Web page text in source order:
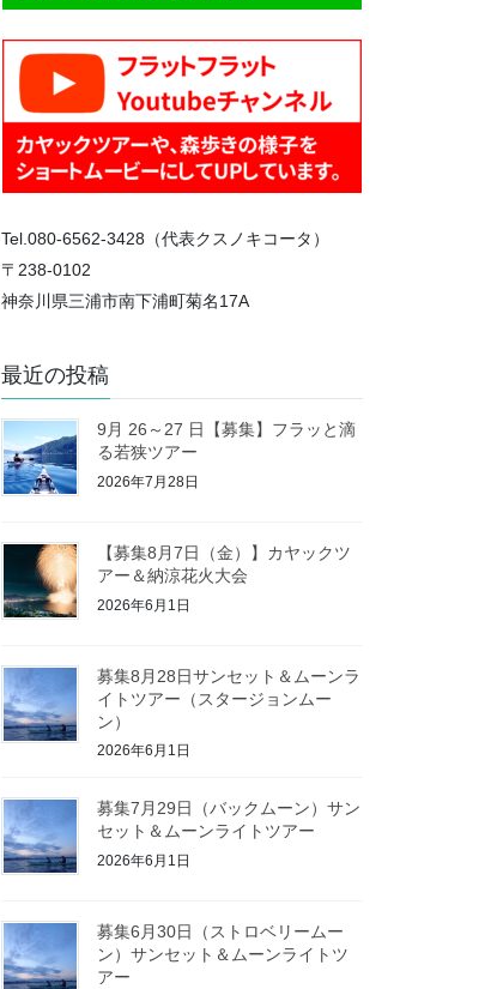
Tel.080-6562-3428（代表クスノキコータ）
〒238-0102
神奈川県三浦市南下浦町菊名17A
最近の投稿
9月 26～27 日【募集】フラッと滴
る若狭ツアー
2026年7月28日
【募集8月7日（金）】カヤックツ
アー＆納涼花火大会
2026年6月1日
募集8月28日サンセット＆ムーンラ
イトツアー（スタージョンムー
ン）
2026年6月1日
募集7月29日（バックムーン）サン
セット＆ムーンライトツアー
2026年6月1日
募集6月30日（ストロベリームー
ン）サンセット＆ムーンライトツ
アー